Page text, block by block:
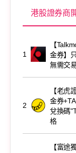
港股證券商
1
【
金券】
無需交
2
【老虎
金券
兌換碼
格
【富途